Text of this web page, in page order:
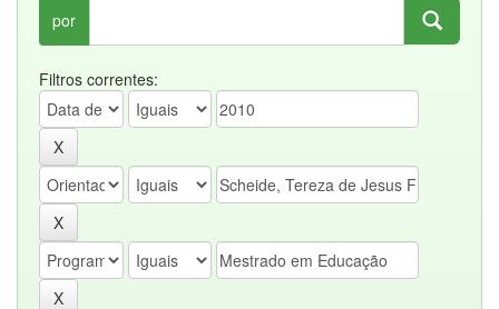
por
Filtros correntes: